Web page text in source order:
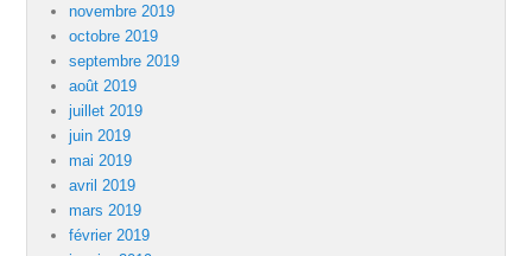
novembre 2019
octobre 2019
septembre 2019
août 2019
juillet 2019
juin 2019
mai 2019
avril 2019
mars 2019
février 2019